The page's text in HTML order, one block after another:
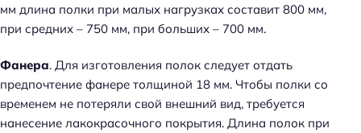
мм длина полки при малых нагрузках составит 800 мм,
при средних – 750 мм, при больших – 700 мм.
Фанера. Для изготовления полок следует отдать
предпочтение фанере толщиной 18 мм. Чтобы полки со
временем не потеряли свой внешний вид, требуется
нанесение лакокрасочного покрытия. Длина полок при